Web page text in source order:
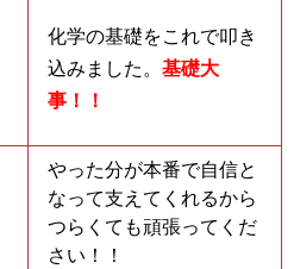
化学の基礎をこれで叩き
込みました。 基礎大
事！！
やった分が本番で自信と
なって支えてくれるから
つらくても頑張ってくだ
さい！！